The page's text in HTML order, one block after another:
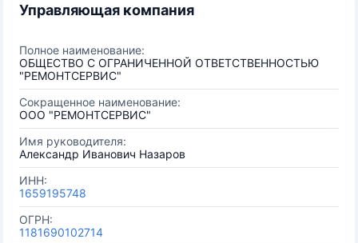
Управляющая компания
Полное наименование:
ОБЩЕСТВО С ОГРАНИЧЕННОЙ ОТВЕТСТВЕННОСТЬЮ
"РЕМОНТСЕРВИС"
Сокращенное наименование:
ООО "РЕМОНТСЕРВИС"
Имя руководителя:
Александр Иванович Назаров
ИНН:
1659195748
ОГРН:
1181690102714